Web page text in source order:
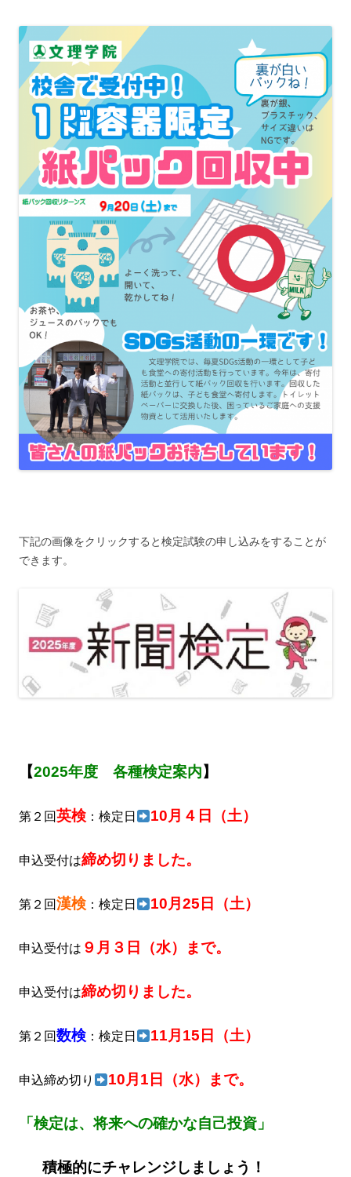
下記の画像をクリックすると検定試験の申し込みをすることが
できます。
【2025年度 各種検定案内】
第２回英検 ：検定日 10月４日（土）
申込受付は締め切りました。
第２回漢検 ：検定日 10月25日（土）
申込受付は ９月３日（水）まで。
申込受付は締め切りました。
第２回数検 ：検定日 11月15日（土）
申込締め切り 10月1日（水）まで。
「検定は、将来への確かな自己投資」
積極的にチャレンジしましょう！